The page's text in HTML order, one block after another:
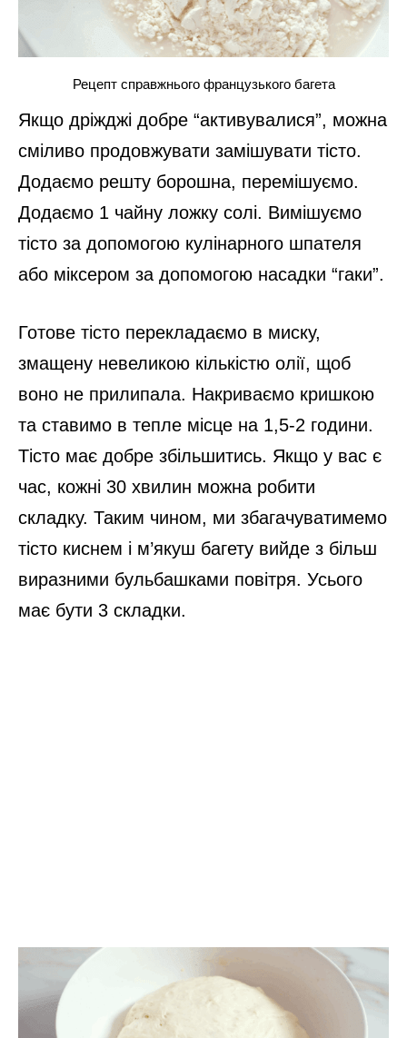
Рецепт справжнього французького багета
Якщо дріжджі добре “активувалися”, можна
сміливо продовжувати замішувати тісто.
Додаємо решту борошна, перемішуємо.
Додаємо 1 чайну ложку солі. Вимішуємо
тісто за допомогою кулінарного шпателя
або міксером за допомогою насадки “гаки”.
Готове тісто перекладаємо в миску,
змащену невеликою кількістю олії, щоб
воно не прилипала. Накриваємо кришкою
та ставимо в тепле місце на 1,5-2 години.
Тісто має добре збільшитись. Якщо у вас є
час, кожні 30 хвилин можна робити
складку. Таким чином, ми збагачуватимемо
тісто киснем і м’якуш багету вийде з більш
виразними бульбашками повітря. Усього
має бути 3 складки.